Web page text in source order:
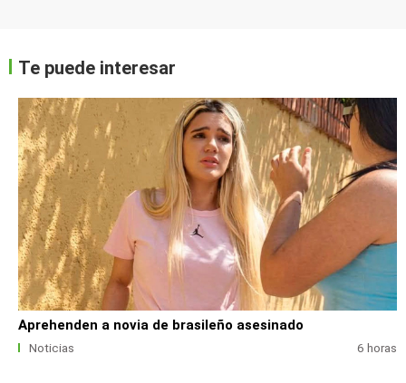
Te puede interesar
Aprehenden a novia de brasileño asesinado
Noticias 6 horas